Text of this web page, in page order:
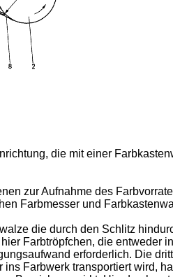
die mit einer
zur Aufnahme des
Farbmesser und
die durch den Schlitz
Farbtröpfchen, die entweder
erforderlich. Die
Farbwerk transportiert wird,